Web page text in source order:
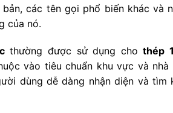
các tên gọi phổ biến khác và
của nó.
thường được sử dụng chothép
vào tiêu chuẩn khu vực và
dùng dễ dàng nhận diện và